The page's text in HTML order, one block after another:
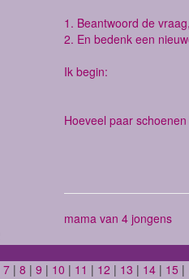
1. Beantwoord de vraag,
2. En bedenk een
Ik begin:
Hoeveel paar
mama van 4 jongens
7 | 8 | 9 | 10 | 11 | 12 | 13 | 14 | 15 |